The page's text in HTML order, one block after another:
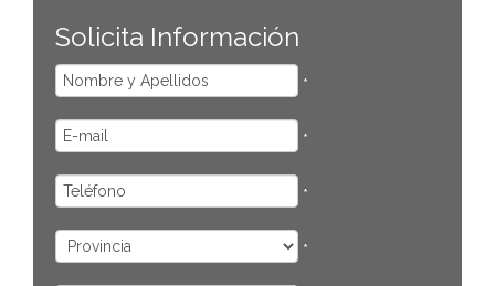
Solicita Información
*
*
*
*